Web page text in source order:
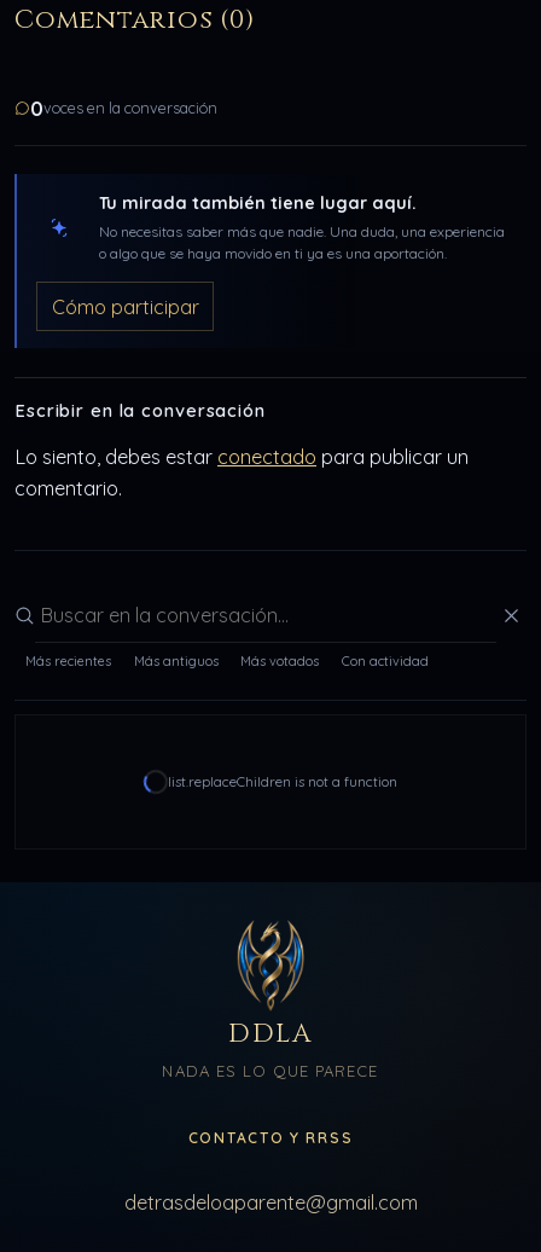
Comentarios (0)
0voces en la conversación
Tu mirada también tiene lugar aquí.
No necesitas saber más que nadie. Una duda, una experiencia
o algo que se haya movido en ti ya es una aportación.
Cómo participar
Escribir en la conversación
Lo siento, debes estar conectado para publicar un
comentario.
Buscar en la conversación
Más recientes Más antiguos Más votados Con actividad
list.replaceChildren is not a function
DDLA
NADA ES LO QUE PARECE
CONTACTO Y RRSS
detrasdeloaparente@gmail.com